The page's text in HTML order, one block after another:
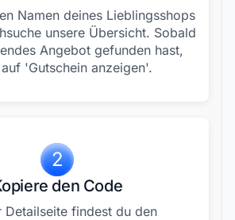
Namen deines Lieblingsshops
unsere Übersicht. Sobald
Angebot gefunden hast,
'Gutschein anzeigen'.
2
den Code
Detailseite findest du den